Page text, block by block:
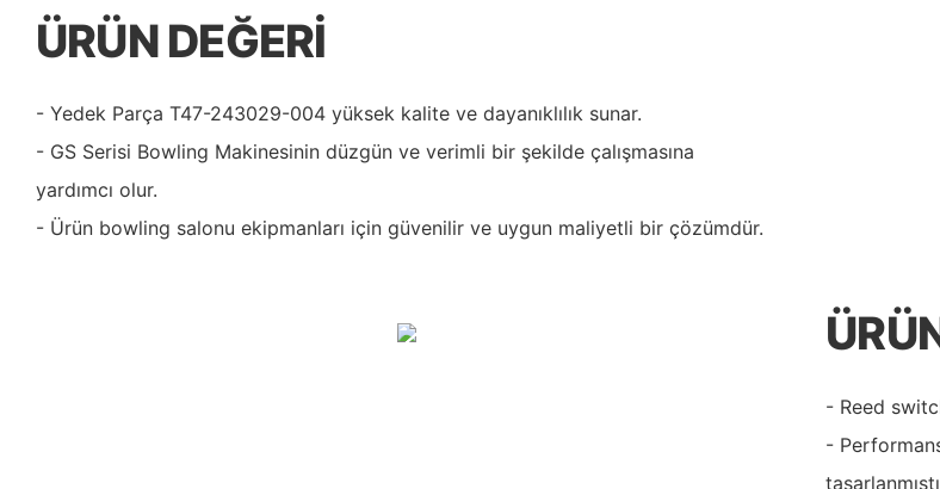
ÜRÜN DEĞERI
- Yedek Parça T47-243029-004 yüksek kalite ve dayanıklılık sunar.
- GS Serisi Bowling Makinesinin düzgün ve verimli bir şekilde çalışmasına
yardımcı olur.
- Ürün bowling salonu ekipmanları için güvenilir ve uygun maliyetli bir çözümdür.
- Reed
-